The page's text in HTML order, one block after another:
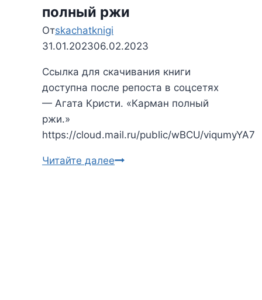
полный ржи
Отskachatknigi
31.01.202306.02.2023
Ссылка для скачивания книги
доступна после репоста в соцсетях
— Агата Кристи. «Карман полный
ржи.»
https://cloud.mail.ru/public/wBCU/viqumyYA7
Читайте далееАгата